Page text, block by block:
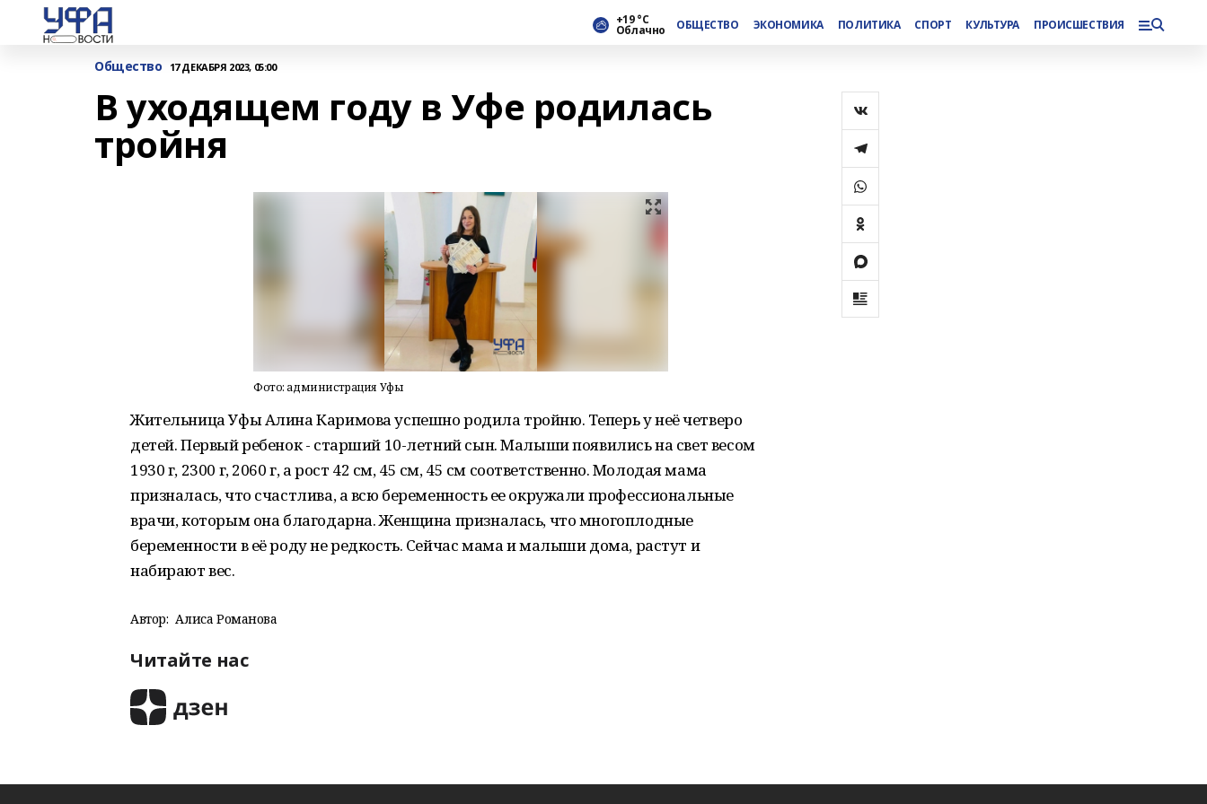
+19 °С
Облачно ОБЩЕСТВО ЭКОНОМИКА ПОЛИТИКА СПОРТ КУЛЬТУРА ПРОИСШЕСТВИЯ
Общество 17 ДЕКАБРЯ 2023, 05:00
В уходящем году в Уфе родилась
тройня
Фото: администрация Уфы
Жительница Уфы Алина Каримова успешно родила тройню. Теперь у неё четверо
детей. Первый ребенок - старший 10-летний сын. Малыши появились на свет весом
1930 г, 2300 г, 2060 г, а рост 42 см, 45 см, 45 см соответственно. Молодая мама
призналась, что счастлива, а всю беременность ее окружали профессиональные
врачи, которым она благодарна. Женщина призналась, что многоплодные
беременности в её роду не редкость. Сейчас мама и малыши дома, растут и
набирают вес.
Автор: Алиса Романова
Читайте нас